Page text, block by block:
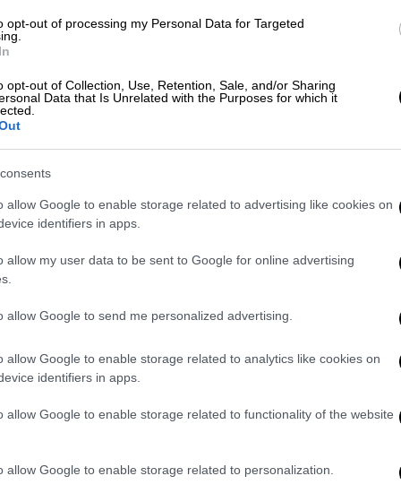
opt-out of processing my Personal Data for Targeted
opt-out of Collection, Use, Retention, Sale, and/or Sharing
Data that Is Unrelated with the Purposes for which it
allow Google to enable storage related to advertising like cookies on
identifiers in apps.
allow my user data to be sent to Google for online advertising
allow Google to send me personalized advertising.
allow Google to enable storage related to analytics like cookies on
identifiers in apps.
allow Google to enable storage related to functionality of the website
allow Google to enable storage related to personalization.
τα σενάρια τρομοκρατίας και
οι Παλαιστίνιοι
να επιστρέψει από περίπατο στην
του και την σημάδεψε ενώ εκείνη ήταν
με βλέμμα διαπεραστικό και έστρεψε το
πυροβόλησε μεν, αλλά αστόχησε. Ο
σε θάνατο, αλλά η Βασίλισσα-
από την υπόθεση τρομοκρατική
σε ισόβια· κλείσθηκε στις
έναν μόνο χρόνο.
συμπόνιας προς το βασιλικό
του εκείνη την εποχή.